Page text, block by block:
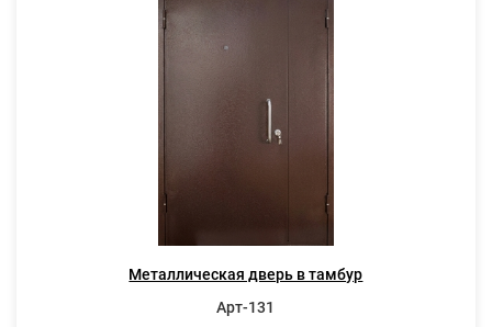
Металлическая дверь в тамбур
Арт-131